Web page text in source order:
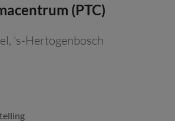
(PTC)
, 's-Hertogenbosch